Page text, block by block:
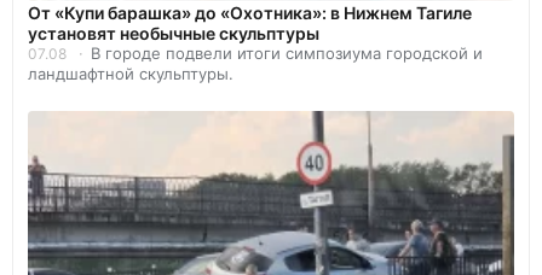
От «Купи барашка» до «Охотника»: в Нижнем Тагиле
установят необычные скульптуры
07.08
В городе подвели итоги симпозиума городской и
ландшафтной скульптуры.